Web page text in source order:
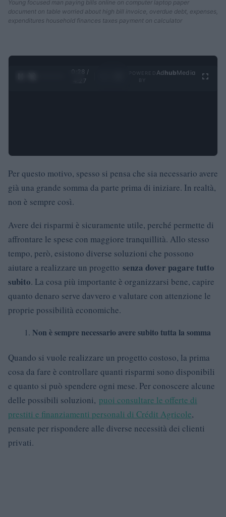
Young focused man paying bills online on computer laptop paper
document on table worried about high bill invoice, overdue debt, expenses,
expenditures household finances taxes payment on calculator
0:28 /
4:27
Ad hubMedia
Per questo motivo, spesso si pensa che sia necessario avere
già una grande somma da parte prima di iniziare. In realtà,
non è sempre così.
Avere dei risparmi è sicuramente utile, perché permette di
affrontare le spese con maggiore tranquillità. Allo stesso
tempo, però, esistono diverse soluzioni che possono
aiutare a realizzare un progetto senza dover pagare tutto
subito. La cosa più importante è organizzarsi bene, capire
quanto denaro serve davvero e valutare con attenzione le
proprie possibilità economiche.
Non è sempre necessario avere subito tutta la somma
Quando si vuole realizzare un progetto costoso, la prima
cosa da fare è controllare quanti risparmi sono disponibili
e quanto si può spendere ogni mese. Per conoscere alcune
delle possibili soluzioni, puoi consultare le offerte di
prestiti e finanziamenti personali di Crédit Agricole,
pensate per rispondere alle diverse necessità dei clienti
privati.